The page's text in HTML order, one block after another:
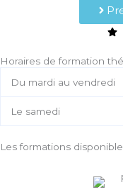
Horaires de formation
Du mardi au vendredi
Le samedi
Les formations